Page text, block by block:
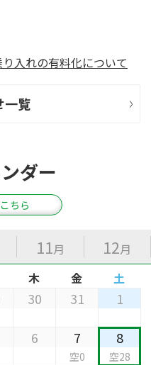
入れの有料化について
一覧
ダー
ちら
11月 12月
木 金 土
30 31 1
6 7
空0
8
空28